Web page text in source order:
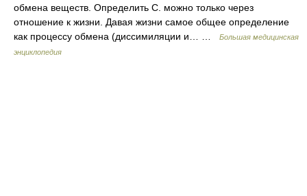
обмена веществ. Определить С. можно только через
отношение к жизни. Давая жизни самое общее определение
как процессу обмена (диссимиляции и… …
Большая медицинская
энциклопедия